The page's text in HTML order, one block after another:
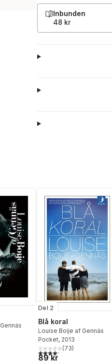
Inbunden
48 kr
Totalt antal röster:
Del 2
Blå koral
Louise Boije af Gennäs
Pocket, 2013
4,2utav 5 stjärnor. Totalt
(73)
89 kr